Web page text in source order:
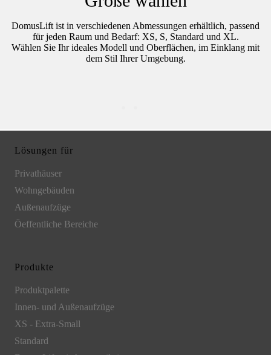
DomusLift ist in verschiedenen Abmessungen erhältlich, passend
für jeden Raum und Bedarf: XS, S, Standard und XL.
Wählen Sie Ihr ideales Modell und Oberflächen, im Einklang mit
dem Stil Ihrer Umgebung.
Lösungen für
Privathäuser
Wohngebäuden
Außenaufzüge
Öeffentliche Bereiche
Produkte
Produktpalette
Innen- und Außenaufzüge
XS - Extra-Small
Standard